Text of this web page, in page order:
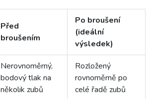
Před
broušením
Po broušení
(ideální
výsledek)
Nerovnoměrný,
bodový tlak na
několik zubů
Rozložený
rovnoměrně po
celé řadě zubů